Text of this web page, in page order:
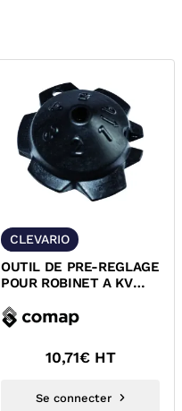
CLEVARIO
OUTIL DE PRE-REGLAGE
POUR ROBINET A KV
10,71€ HT
Se connecter